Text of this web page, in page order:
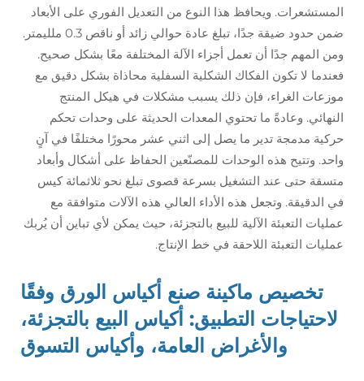
المستشعرات. ويحافظ هذا النوع من التعديل الفوري على الأبعاد
ضمن حدود ضيقة جدًا، تبلغ عادة حوالي زائد أو ناقص 0.3 ملليمتر.
ومن المهم جدًا أن تعمل أجزاء الآلة المختلفة معًا بشكل صحيح.
فعندما لا تكون الفكاك الشكلية السفلية محاذاة بشكل دقيق مع
موزعات الغراء، فإن ذلك يسبب مشكلات في هيكل المنتج
النهائي. وعادةً ما تحتوي المعدات الحديثة على وحدات تحكم
حركية مدمجة تدير ما يصل إلى اثني عشر محورًا مختلفًا في آنٍ
واحد. وتتيح هذه الوحدات للمصنّعين الحفاظ على أشكال وأبعاد
متسقة حتى عند التشغيل بسرعة قصوى تبلغ نحو ثلاثمائة كيس
في الدقيقة. وتجعل هذه الأداء العالي هذه الآلات متوافقة مع
عمليات التعبئة الآلية للبيع بالتجزئة، حيث يمكن لأي تباين أن يُربك
عمليات التعبئة اللاحقة في خط الإنتاج.
تخصيص ماكينة صنع أكياس الورق وفقًا
لاحتياجات التطبيق: أكياس البيع بالتجزئة،
والأغراض العامة، وأكياس التسوق